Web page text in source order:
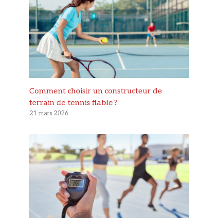
Comment choisir un constructeur de
terrain de tennis fiable ?
21 mars 2026